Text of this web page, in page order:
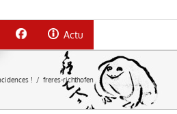
Actu
! / freres-richthofen